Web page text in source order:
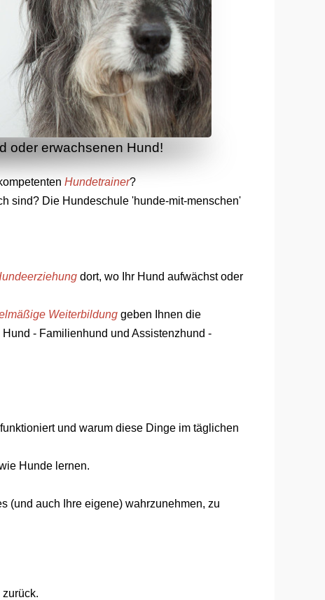
oder erwachsenen Hund!
Hundetrainer?
sind? Die Hundeschule 'hunde-mit-menschen'
dort, wo Ihr Hund aufwächst oder
Weiterbildung geben Ihnen die
- Familienhund und Assistenzhund -
und warum diese Dinge im täglichen
Hunde lernen.
(und auch Ihre eigene) wahrzunehmen, zu